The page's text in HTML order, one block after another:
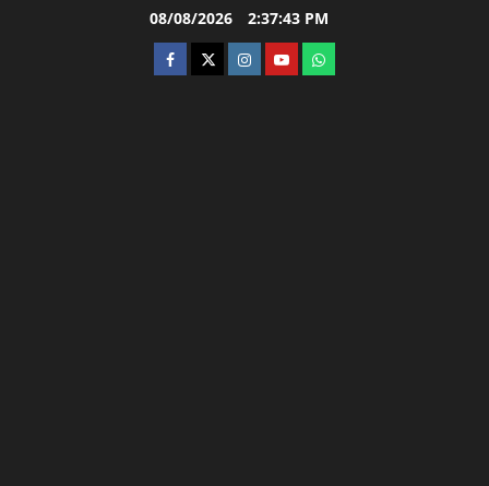
08/08/2026 2:37:44 PM
facebooktwitterinstagram.com
youtubewhatsapp